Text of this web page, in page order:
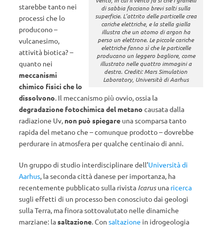
di sabbia facciano brevi salti sulla
superficie. L’attrito delle particelle crea
cariche elettriche, e la stella gialla
illustra che un atomo di argon ha
perso un elettrone. Le piccole cariche
elettriche fanno sì che le particelle
producano un leggero bagliore, come
illustrato nelle quattro immagini a
destra. Crediti: Mars Simulation
Laboratory, Università di Aarhus
starebbe tanto nei
processi che lo
producono –
vulcanesimo,
attività biotica? –
quanto nei
meccanismi
chimico fisici che lo
dissolvono. Il meccanismo più ovvio, ossia la
degradazione fotochimica del metano causata dalla
radiazione Uv, non può spiegare una scomparsa tanto
rapida del metano che – comunque prodotto – dovrebbe
perdurare in atmosfera per qualche centinaio di anni.
Un gruppo di studio interdisciplinare dell’Università di
Aarhus, la seconda città danese per importanza, ha
recentemente pubblicato sulla rivista Icarusuna ricerca
sugli effetti di un processo ben conosciuto dai geologi
sulla Terra, ma finora sottovalutato nelle dinamiche
marziane: lasaltazione. Con saltazione in idrogeologia